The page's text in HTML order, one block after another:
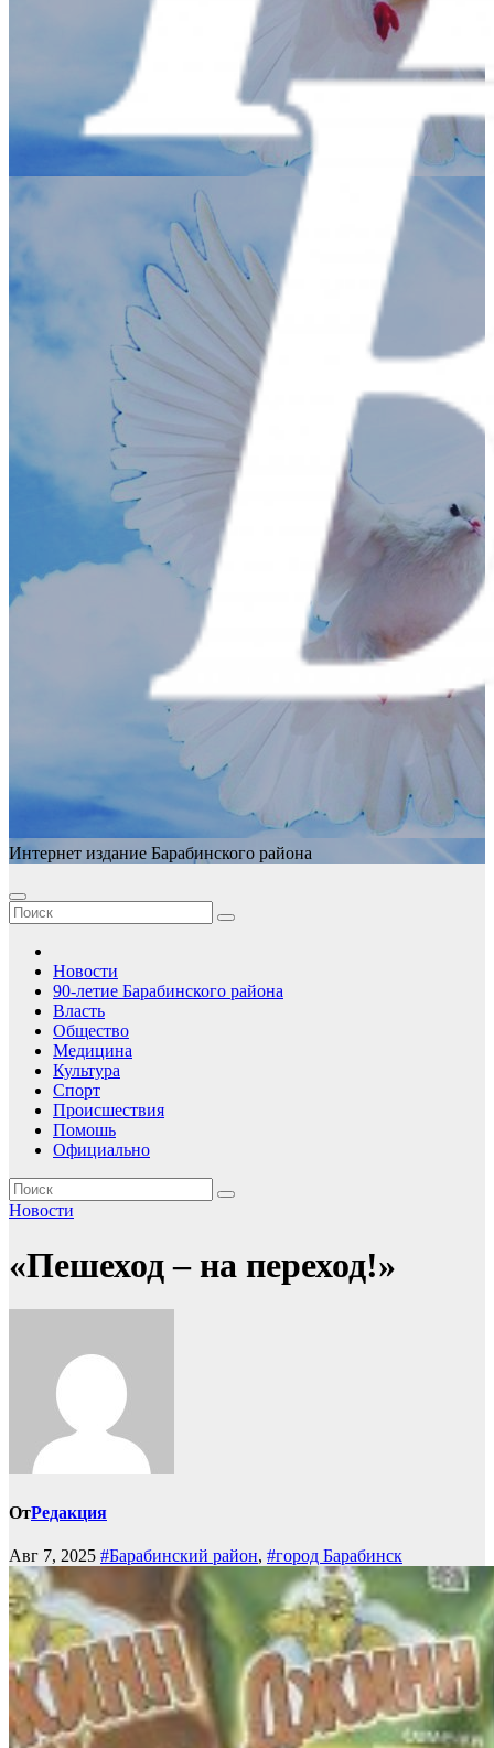
Интернет издание Барабинского района
Новости
90-летие Барабинского района
Власть
Общество
Медицина
Культура
Спорт
Происшествия
Помошь
Официально
Новости
«Пешеход – на переход!»
ОтРедакция
Авг 7, 2025 #Барабинский район, #город Барабинск